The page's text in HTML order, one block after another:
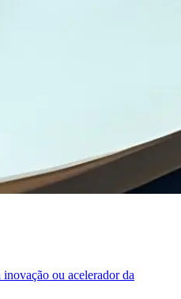
ou acelerador da